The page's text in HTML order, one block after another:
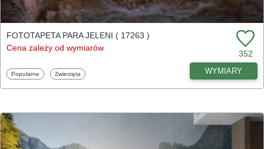
FOTOTAPETA PARA JELENI ( 17263 )
Cena zależy od wymiarów
352
Fototapety
Popularne Fototapety
Zwierzęta WYMIARY